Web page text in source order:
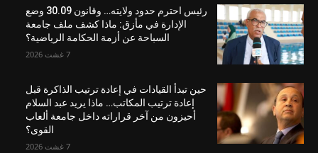
رئيس احترم حدود ولايته… وقانون 30.09 وضع
الإدارة في مأزق: ماذا كشف ملف جامعة
السباحة عن أزمة الحكامة الرياضية؟
7 غشت 2026
حين تبدأ القيادات في إعادة ترتيب الذاكرة قبل
إعادة ترتيب المكاتب… ماذا يريد عبد السلام
أحيزون من آخر قراراته داخل جامعة ألعاب
القوى؟
7 غشت 2026